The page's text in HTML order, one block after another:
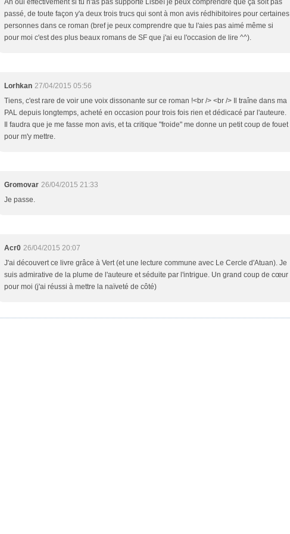
Ah oui effectivement si tu n'as pas supporté Lisbeï je peux comprendre que ça soit pas
passé, de toute façon y'a deux trois trucs qui sont à mon avis rédhibitoires pour certaines
personnes dans ce roman (bref je peux comprendre que tu l'aies pas aimé même si
pour moi c'est des plus beaux romans de SF que j'ai eu l'occasion de lire ^^).
Lorhkan 27/04/2015 05:56
Tiens, c'est rare de voir une voix dissonante sur ce roman !<br /> <br /> Il traîne dans ma
PAL depuis longtemps, acheté en occasion pour trois fois rien et dédicacé par l'auteure.
Il faudra que je me fasse mon avis, et ta critique "froide" me donne un petit coup de fouet
pour m'y mettre.
Gromovar 26/04/2015 21:33
Je passe.
Acr0 26/04/2015 20:07
J'ai découvert ce livre grâce à Vert (et une lecture commune avec Le Cercle d'Atuan). Je
suis admirative de la plume de l'auteure et séduite par l'intrigue. Un grand coup de cœur
pour moi (j'ai réussi à mettre la naïveté de côté)